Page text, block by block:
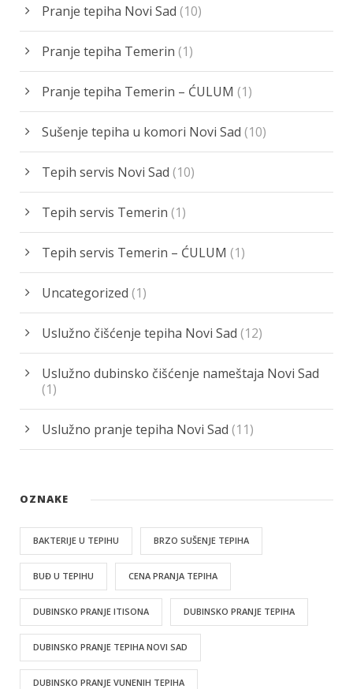
Pranje tepiha Novi Sad (10)
Pranje tepiha Temerin (1)
Pranje tepiha Temerin – ĆULUM (1)
Sušenje tepiha u komori Novi Sad (10)
Tepih servis Novi Sad (10)
Tepih servis Temerin (1)
Tepih servis Temerin – ĆULUM (1)
Uncategorized (1)
Uslužno čišćenje tepiha Novi Sad (12)
Uslužno dubinsko čišćenje nameštaja Novi Sad
(1)
Uslužno pranje tepiha Novi Sad (11)
OZNAKE
BAKTERIJE U TEPIHU BRZO SUŠENJE TEPIHA
BUĐ U TEPIHU CENA PRANJA TEPIHA
DUBINSKO PRANJE ITISONA DUBINSKO PRANJE TEPIHA
DUBINSKO PRANJE TEPIHA NOVI SAD
DUBINSKO PRANJE VUNENIH TEPIHA